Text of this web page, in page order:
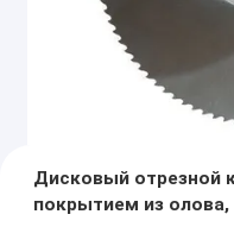
Дисковый отрезной
покрытием из